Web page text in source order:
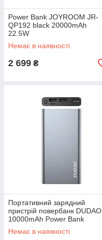
Power Bank JOYROOM JR-
QP192 black 20000mAh
22.5W
Немає в наявності
2 699 ₴
Портативний зарядний
пристрій повербанк DUDAO
10000mAh Power Bank
Немає в наявності